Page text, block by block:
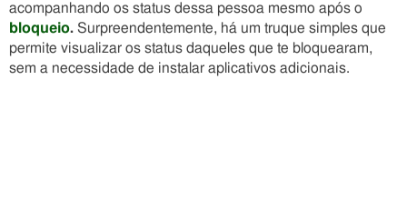
acompanhando os status dessa pessoa mesmo após o
bloqueio. Surpreendentemente, há um truque simples que
permite visualizar os status daqueles que te bloquearam,
sem a necessidade de instalar aplicativos adicionais.